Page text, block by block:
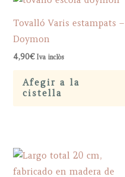
Tovalló Varis estampats –
Doymon
4,90€ Iva inclòs
Afegir a la
cistella